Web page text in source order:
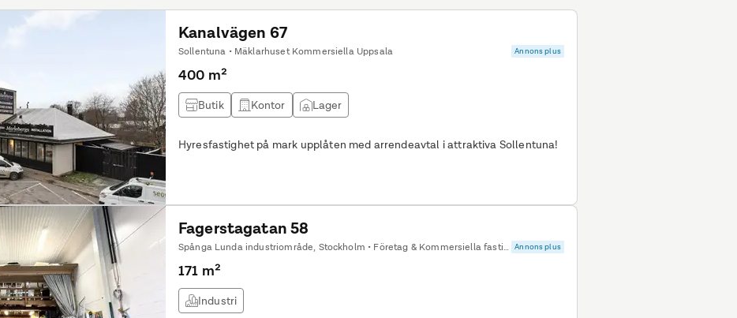
Kanalvägen 67
Sollentuna • Mäklarhuset Kommersiella Uppsala Annons plus
400 m²
Butik Kontor Lager
Hyresfastighet på mark upplåten med arrendeavtal i attraktiva Sollentuna!
Fagerstagatan 58
Spånga Lunda industriområde, Stockholm • Företag & Kommersiella fastigheter Annons plus
171 m²
Industri